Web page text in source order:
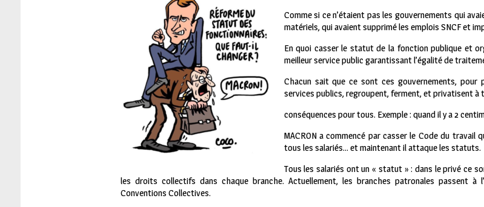
Comme si ce n’étaient pas les gouvernements qui
matériels, qui avaient supprimé les emplois SNCF et
En quoi casser le statut de la fonction publique et
meilleur service public garantissant l’égalité de
Chacun sait que ce sont ces gouvernements,
services publics, regroupent, ferment, et privatisent à
conséquences pour tous. Exemple : quand il y a 2
MACRON a commencé par casser le Code du
tous les salariés… et maintenant il attaque les statuts.
Tous les salariés ont un « statut » : dans le privé ce
les droits collectifs dans chaque branche. Actuellement, les branches patronales passent à
Conventions Collectives.